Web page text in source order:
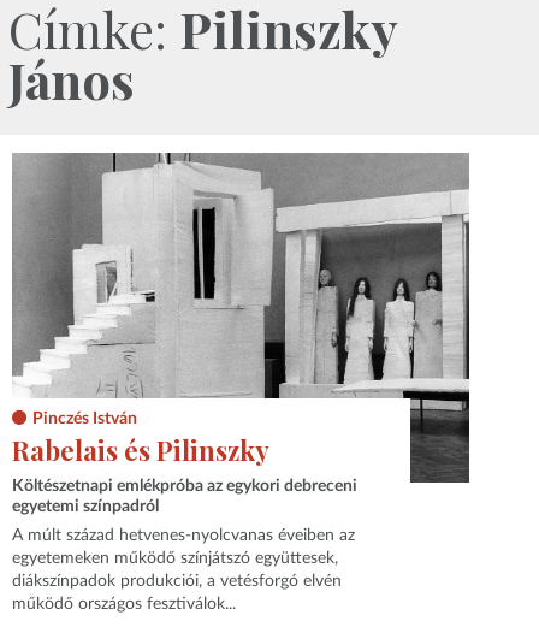
Címke: Pilinszky
János
Pinczés István
Rabelais és Pilinszky
Költészetnapi emlékpróba az egykori debreceni
egyetemi színpadról
A múlt század hetvenes-nyolcvanas éveiben az
egyetemeken működő színjátszó együttesek,
diákszínpadok produkciói, a vetésforgó elvén
működő országos fesztiválok...